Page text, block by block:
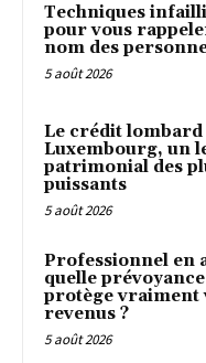
Techniques
pour vous
nom des
5 août 2026
Le crédit lombard
Luxembourg, un
patrimonial des
puissants
5 août 2026
Professionnel en
quelle prévoyance
protège vraiment
revenus ?
5 août 2026